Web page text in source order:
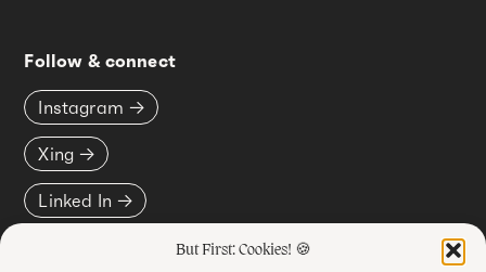
But First: Cookies! 🍪
Follow & connect
Instagram
Xing
Linked In